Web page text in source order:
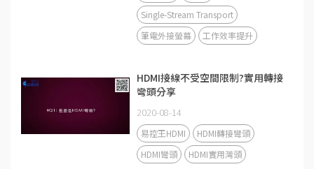
Single-Stream Transport
筆電外接螢幕
工作效率提升
HDMI接線不受空間限制?實用轉接
彎頭分享
2020-08-14
易控王HDMI
HDMI轉接彎頭
HDMI彎頭
HDMI實用灣頭